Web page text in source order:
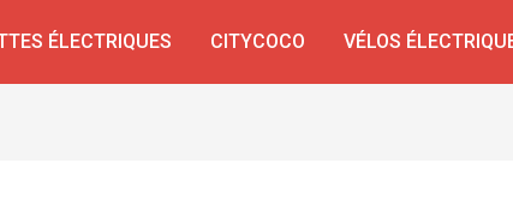
ÉLECTRIQUES CITYCOCO VÉLOS